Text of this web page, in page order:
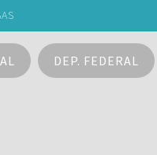
DEP. FEDERAL